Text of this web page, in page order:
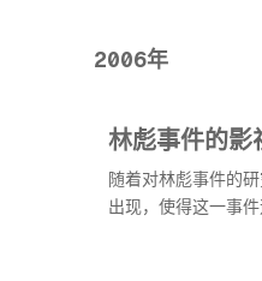
2006年
林彪事件的影
随着对林彪事件的
出现，使得这一事件